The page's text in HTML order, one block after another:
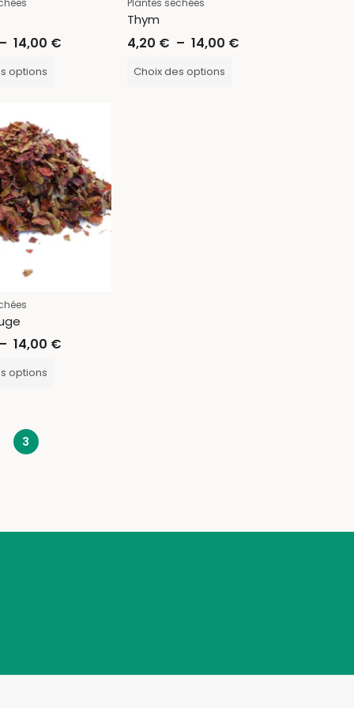
14,00 €
options
Plantes séchées
Thym
4,20 € – 14,00 €
Choix des options
14,00 €
options
3